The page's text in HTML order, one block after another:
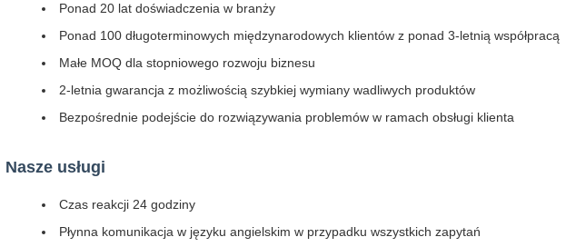
Ponad 20 lat doświadczenia w branży
Ponad 100 długoterminowych międzynarodowych klientów z ponad 3-letnią współpracą
Małe MOQ dla stopniowego rozwoju biznesu
2-letnia gwarancja z możliwością szybkiej wymiany wadliwych produktów
Bezpośrednie podejście do rozwiązywania problemów w ramach obsługi klienta
Nasze usługi
Czas reakcji 24 godziny
Płynna komunikacja w języku angielskim w przypadku wszystkich zapytań